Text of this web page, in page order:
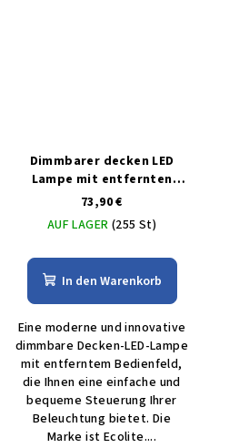
Dimmbarer decken LED
Lampe mit entfernten
bedienungem 50W
73,90 €
AUF LAGER (255 St)
In den Warenkorb
Eine moderne und innovative
dimmbare Decken-LED-Lampe
mit entferntem Bedienfeld,
die Ihnen eine einfache und
bequeme Steuerung Ihrer
Beleuchtung bietet. Die
Marke ist Ecolite....